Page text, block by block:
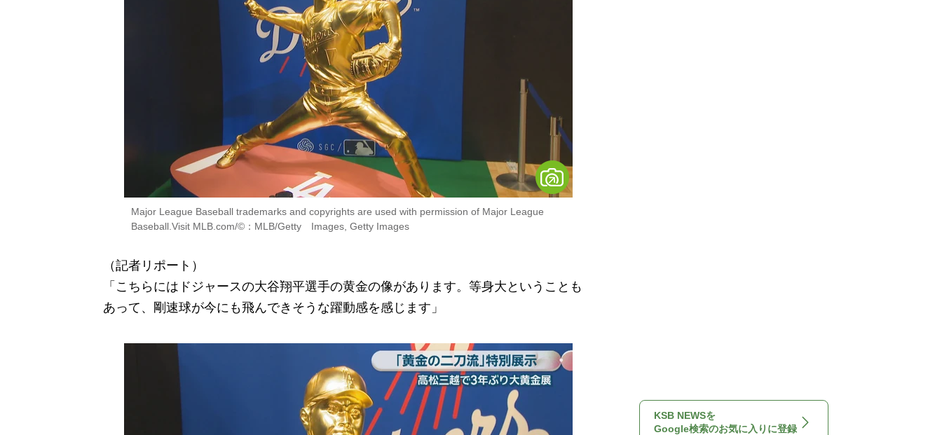
Major League Baseball trademarks and copyrights are used with permission of Major League
Baseball.Visit MLB.com/©：MLB/Getty Images, Getty Images
（記者リポート）
「こちらにはドジャースの大谷翔平選手の黄金の像があります。等身大ということも
あって、剛速球が今にも飛んできそうな躍動感を感じます」
KSB NEWSを
Google検索のお気に入りに登録